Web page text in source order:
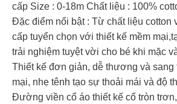
cấp Size : 0-18m Chất liệu : 100%
Đặc điểm nổi bật : Từ chất liệu cotton
cấp tuyển chọn với thiết kế mềm
trải nghiệm tuyệt vời cho bé khi mặc
Thiết kế đơn giản, dễ thương và sang
mại, nhẹ tênh tạo sự thoải mái và độ
Đường viền cổ áo thiết kế cổ tròn